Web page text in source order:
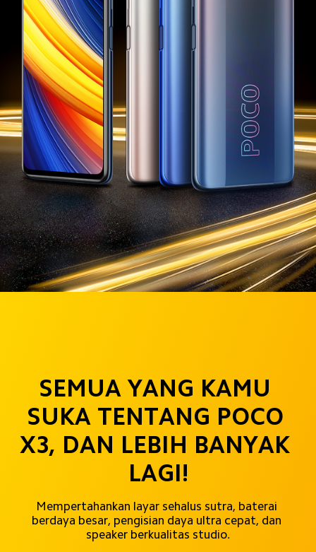
SEMUA YANG KAMU
SUKA TENTANG POCO
X3, DAN LEBIH BANYAK
LAGI!
Mempertahankan layar sehalus sutra, baterai
berdaya besar, pengisian daya ultra cepat, dan
speaker berkualitas studio.